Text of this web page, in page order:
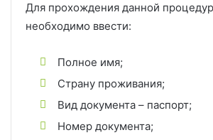
Для прохождения данной
необходимо ввести:
Полное имя;
Страну проживания;
Вид документа – паспорт;
Номер документа;